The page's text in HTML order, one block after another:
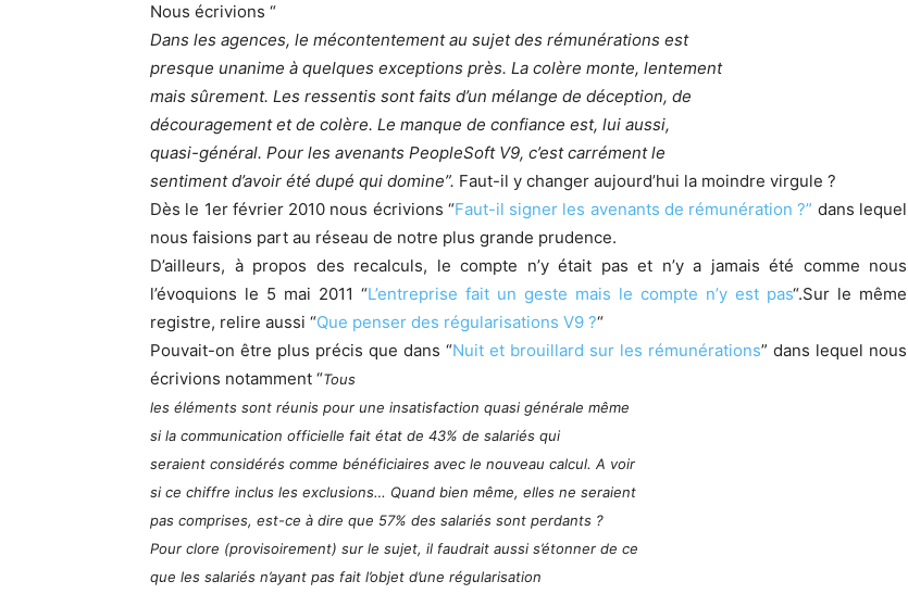
Nous écrivions “
Dans les agences, le mécontentement au sujet des rémunérations est
presque unanime à quelques exceptions près. La colère monte, lentement
mais sûrement. Les ressentis sont faits d’un mélange de déception, de
découragement et de colère. Le manque de confiance est, lui aussi,
quasi-général. Pour les avenants PeopleSoft V9, c’est carrément le
sentiment d’avoir été dupé qui domine”. Faut-il y changer aujourd’hui la moindre virgule ?
Dès le 1er février 2010 nous écrivions “Faut-il signer les avenants de rémunération ?” dans lequel
nous faisions part au réseau de notre plus grande prudence.
D’ailleurs, à propos des recalculs, le compte n’y était pas et n’y a jamais été comme nous
l’évoquions le 5 mai 2011 “L’entreprise fait un geste mais le compte n’y est pas“.Sur le même
registre, relire aussi “Que penser des régularisations V9 ?“
Pouvait-on être plus précis que dans “Nuit et brouillard sur les rémunérations” dans lequel nous
écrivions notamment “Tous
les éléments sont réunis pour une insatisfaction quasi générale même
si la communication officielle fait état de 43% de salariés qui
seraient considérés comme bénéficiaires avec le nouveau calcul. A voir
si ce chiffre inclus les exclusions… Quand bien même, elles ne seraient
pas comprises, est-ce à dire que 57% des salariés sont perdants ?
Pour clore (provisoirement) sur le sujet, il faudrait aussi s’étonner de ce
que les salariés n’ayant pas fait l’objet d’une régularisation